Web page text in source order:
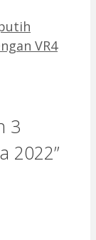
VR4
3
2022”